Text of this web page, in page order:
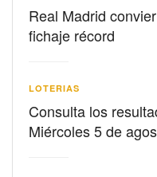
Real Madrid
fichaje récord
LOTERIAS
Consulta los
Miércoles 5 de